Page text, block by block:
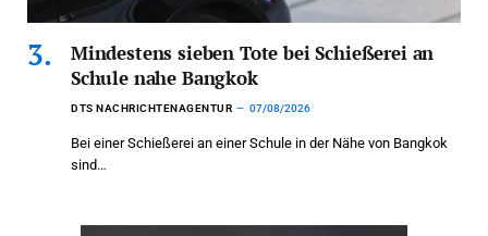
Mindestens sieben Tote bei Schießerei an
Schule nahe Bangkok
DTS NACHRICHTENAGENTUR 07/08/2026
Bei einer Schießerei an einer Schule in der Nähe von Bangkok
sind…